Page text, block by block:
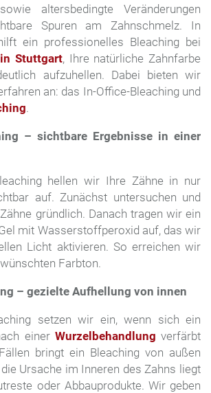
altersbedingte Veränderungen
Spuren am Zahnschmelz. In
ein professionelles Bleaching bei
Stuttgart, Ihre natürliche Zahnfarbe
aufzuhellen. Dabei bieten wir
an: das In-Office-Bleaching und
.
– sichtbare Ergebnisse in einer
hellen wir Ihre Zähne in nur
auf. Zunächst untersuchen und
gründlich. Danach tragen wir ein
mit Wasserstoffperoxid auf, das wir
Licht aktivieren. So erreichen wir
Farbton.
– gezielte Aufhellung von innen
setzen wir ein, wenn sich ein
einer Wurzelbehandlung verfärbt
bringt ein Bleaching von außen
Ursache im Inneren des Zahns liegt
oder Abbauprodukte. Wir geben